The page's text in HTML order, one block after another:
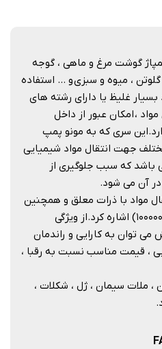
گوشت مرغ و ماهی ، گوجه
، میوه و سبزی و … استفاده
غلیظ یا دارای رشته های
، امکان عبور از داخل
دارد.این سری که به مونو پمپ
جهت انتقال مواد شیمیایی
که سبب جلوگیری از
در آن می شود.
مواد با ذرات معلق و همچنین
مواد با لزجت بالا (در حدود ۱۰۰۰۰۰۰cps) اشاره کرد.از ویژگی
توان به کارایی و راندمان
، قیمت مناسب نسبت به رقبا ،
ملات سیمان ، ژل ، شکلات ،